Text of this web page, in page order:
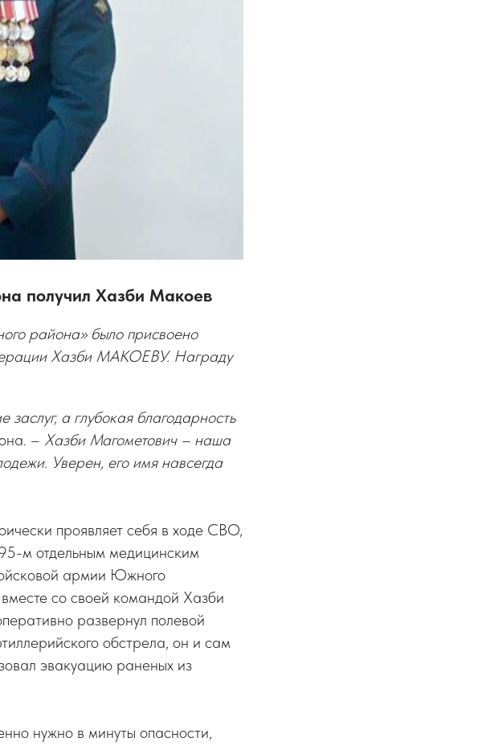
получил Хазби Макоев
района» было присвоено
Хазби МАКОЕВУ. Награду
а глубокая благодарность
– Хазби Магометович – наша
Уверен, его имя навсегда
проявляет себя в ходе СВО,
м отдельным медицинским
армии Южного
со своей командой Хазби
развернул полевой
обстрела, он и сам
эвакуацию раненых из
нужно в минуты опасности,